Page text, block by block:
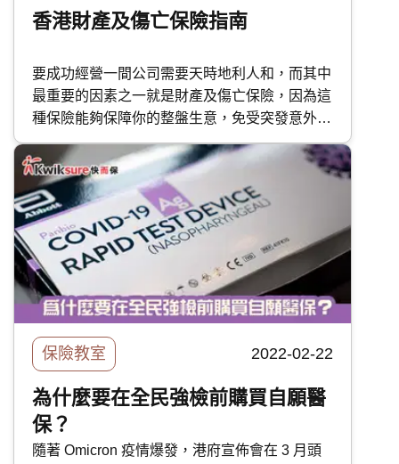
香港財產及傷亡保險指南
要成功經營一間公司需要天時地利人和，而其中
最重要的因素之一就是財產及傷亡保險，因為這
種保險能夠保障你的整盤生意，免受突發意外所
影響。但其實除了公司老闆之外，家居業主及車
主其實都需要這種保險。今日我們這篇快而保專
題，會概覽本港的財產及傷亡保險，助你更清晰
地看到不同選擇。
保險教室 2022-02-22
為什麼要在全民強檢前購買自願醫
保？
隨著 Omicron 疫情爆發，港府宣佈會在 3 月頭